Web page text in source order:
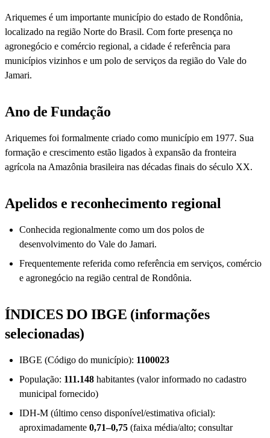
Ariquemes é um importante município do estado de Rondônia,
localizado na região Norte do Brasil. Com forte presença no
agronegócio e comércio regional, a cidade é referência para
municípios vizinhos e um polo de serviços da região do Vale do
Jamari.
Ano de Fundação
Ariquemes foi formalmente criado como município em 1977. Sua
formação e crescimento estão ligados à expansão da fronteira
agrícola na Amazônia brasileira nas décadas finais do século XX.
Apelidos e reconhecimento regional
Conhecida regionalmente como um dos polos de
desenvolvimento do Vale do Jamari.
Frequentemente referida como referência em serviços, comércio
e agronegócio na região central de Rondônia.
ÍNDICES DO IBGE (informações
selecionadas)
IBGE (Código do município): 1100023
População: 111.148 habitantes (valor informado no cadastro
municipal fornecido)
IDH-M (último censo disponível/estimativa oficial):
aproximadamente 0,71–0,75 (faixa média/alto; consultar